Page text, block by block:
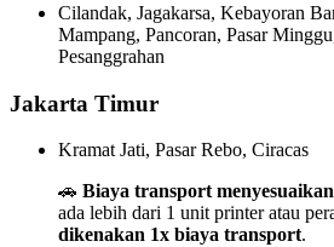
Cilandak, Jagakarsa, Kebayoran
Mampang, Pancoran, Pasar
Pesanggrahan
Jakarta Timur
Kramat Jati, Pasar Rebo, Ciracas
🚗 Biaya transport
ada lebih dari 1 unit printer atau
dikenakan 1x biaya transport.